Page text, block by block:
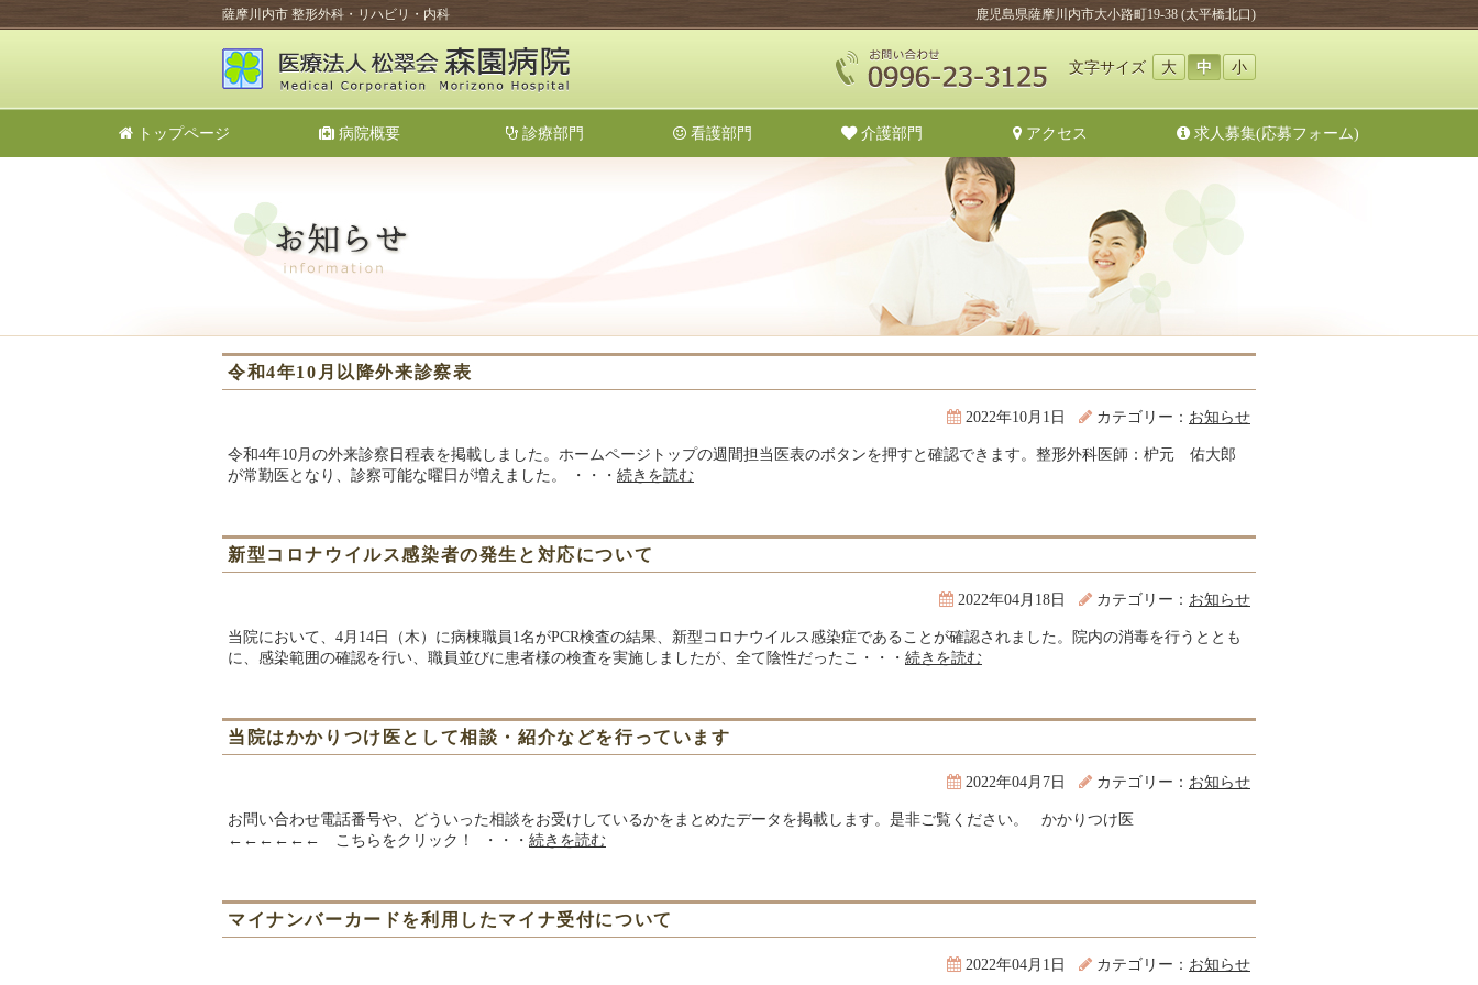
薩摩川内市 整形外科・リハビリ・内科 鹿児島県薩摩川内市大小路町19-38 (太平橋北口)
文字サイズ 大 中 小
トップページ 病院概要 診療部門 看護部門 介護部門 アクセス 求人募集(応募フォーム)
令和4年10月以降外来診察表
2022年10月1日 カテゴリー： お知らせ
令和4年10月の外来診察日程表を掲載しました。ホームページトップの週間担当医表のボタンを押すと確認できます。整形外科医師：枦元 佑大郎
が常勤医となり、診察可能な曜日が増えました。 ・・・ 続きを読む
新型コロナウイルス感染者の発生と対応について
2022年04月18日 カテゴリー： お知らせ
当院において、4月14日（木）に病棟職員1名がPCR検査の結果、新型コロナウイルス感染症であることが確認されました。院内の消毒を行うととも
に、感染範囲の確認を行い、職員並びに患者様の検査を実施しましたが、全て陰性だったこ・・・ 続きを読む
当院はかかりつけ医として相談・紹介などを行っています
2022年04月7日 カテゴリー： お知らせ
お問い合わせ電話番号や、どういった相談をお受けしているかをまとめたデータを掲載します。是非ご覧ください。 かかりつけ医
←←←←←← こちらをクリック！ ・・・ 続きを読む
マイナンバーカードを利用したマイナ受付について
2022年04月1日 カテゴリー： お知らせ